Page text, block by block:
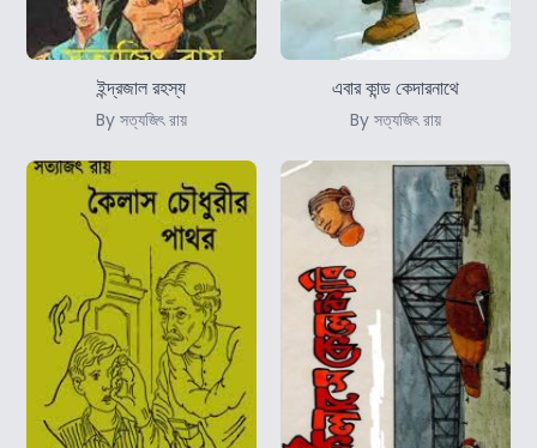
ইন্দ্রজাল রহস্য
By সত্যজিৎ রায়
এবার কান্ড কেদারনাথে
By সত্যজিৎ রায়